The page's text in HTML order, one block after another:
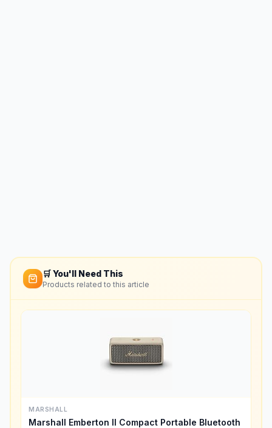
🛒 You'll Need This
Products related to this article
MARSHALL
Marshall Emberton II Compact Portable Bluetooth